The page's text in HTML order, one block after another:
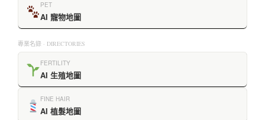
PET
AI 寵物地圖
專業名錄 · DIRECTORIES
FERTILITY
AI 生殖地圖
FINE HAIR
AI 植髮地圖